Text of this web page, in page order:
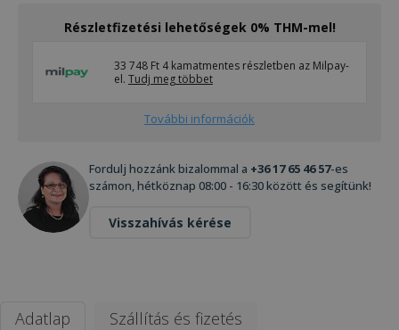
Részletfizetési lehetőségek 0% THM-mel!
33 748 Ft 4 kamatmentes részletben az Milpay-
el. Tudj meg többet
További információk
Fordulj hozzánk bizalommal a +36 17 65 46 57-es
számon, hétköznap 08:00 - 16:30 között és segítünk!
Visszahívás kérése
Adatlap Szállítás és fizetés